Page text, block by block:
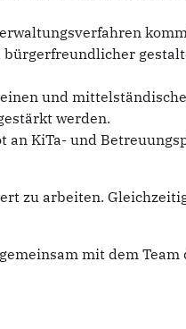
bürgerfreundlicher
und
werden.
an KiTa- und
zu arbeiten.
mit dem Team